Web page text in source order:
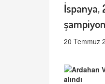
İspanya,
20 Temmuz